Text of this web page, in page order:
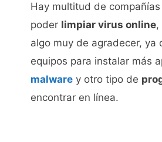
Hay multitud de
poder limpiar virus online,
algo muy de agradecer, ya
equipos para instalar más
malware y otro tipo de
encontrar en línea.